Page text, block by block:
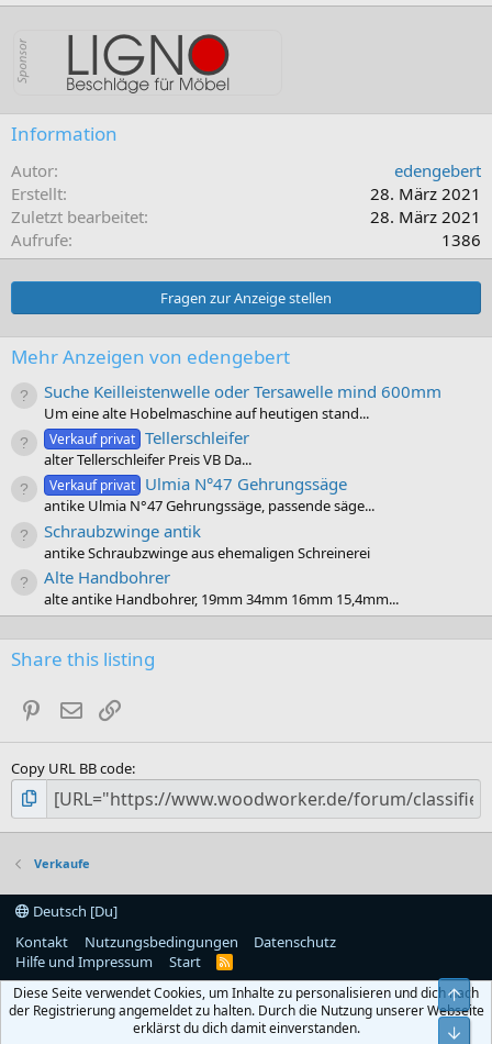
Information
Autor
edengebert
Erstellt
28. März 2021
Zuletzt bearbeitet
28. März 2021
Aufrufe
1386
Fragen zur Anzeige stellen
Mehr Anzeigen von edengebert
Suche Keilleistenwelle oder Tersawelle mind 600mm
Um eine alte Hobelmaschine auf heutigen stand...
Verkauf privat Tellerschleifer
alter Tellerschleifer Preis VB Da...
Verkauf privat Ulmia N°47 Gehrungssäge
antike Ulmia N°47 Gehrungssäge, passende säge...
Schraubzwinge antik
antike Schraubzwinge aus ehemaligen Schreinerei
Alte Handbohrer
alte antike Handbohrer, 19mm 34mm 16mm 15,4mm...
Share this listing
Pinterest
E-Mail
Copy URL BB code
Verkaufe
Deutsch [Du]
Kontakt
Nutzungsbedingungen
Datenschutz
Hilfe und Impressum
Start
R
S
Diese Seite verwendet Cookies, um Inhalte zu personalisieren und dich nach
der Registrierung angemeldet zu halten. Durch die Nutzung unserer Webseite
erklärst du dich damit einverstanden.